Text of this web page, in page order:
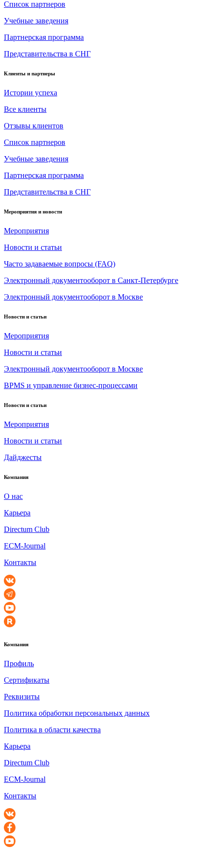
Список партнеров
Учебные заведения
Партнерская программа
Представительства в СНГ
Клиенты и партнеры
Истории успеха
Все клиенты
Отзывы клиентов
Список партнеров
Учебные заведения
Партнерская программа
Представительства в СНГ
Мероприятия и новости
Мероприятия
Новости и статьи
Часто задаваемые вопросы (FAQ)
Электронный документооборот в Санкт-Петербурге
Электронный документооборот в Москве
Новости и статьи
Мероприятия
Новости и статьи
Электронный документооборот в Москве
BPMS и управление бизнес-процессами
Новости и статьи
Мероприятия
Новости и статьи
Дайджесты
Компания
О нас
Карьера
Directum Club
ECM-Journal
Контакты
Компания
Профиль
Сертификаты
Реквизиты
Политика обработки персональных данных
Политика в области качества
Карьера
Directum Club
ECM-Journal
Контакты